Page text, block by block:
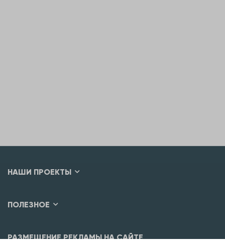
НАШИ ПРОЕКТЫ
ПОЛЕЗНОЕ
РАЗМЕЩЕНИЕ РЕКЛАМЫ НА САЙТЕ